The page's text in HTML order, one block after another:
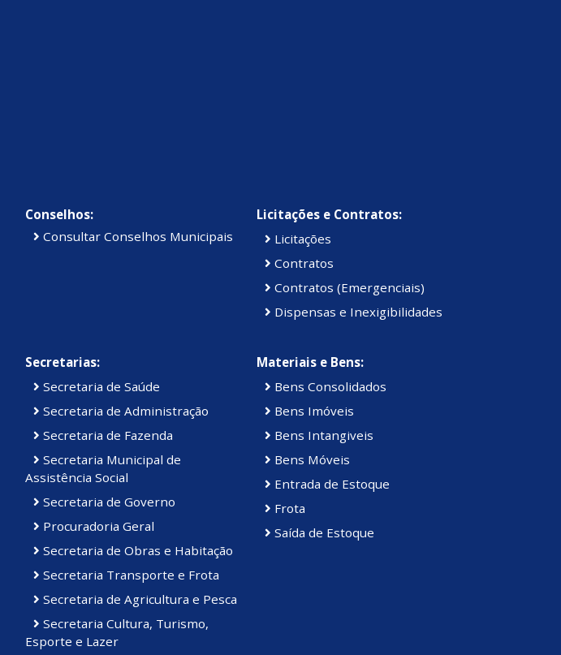
Conselhos:
Consultar Conselhos Municipais
Licitações e Contratos:
Licitações
Contratos
Contratos (Emergenciais)
Dispensas e Inexigibilidades
Secretarias:
Secretaria de Saúde
Secretaria de Administração
Secretaria de Fazenda
Secretaria Municipal de
Assistência Social
Secretaria de Governo
Procuradoria Geral
Secretaria de Obras e Habitação
Secretaria Transporte e Frota
Secretaria de Agricultura e Pesca
Secretaria Cultura, Turismo,
Esporte e Lazer
Materiais e Bens:
Bens Consolidados
Bens Imóveis
Bens Intangiveis
Bens Móveis
Entrada de Estoque
Frota
Saída de Estoque